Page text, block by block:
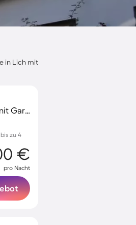
in Lich mit
Kinderfreundliches gemütliches Ferienhaus mit Garten | Naturblick
zu 4
€
pro Nacht